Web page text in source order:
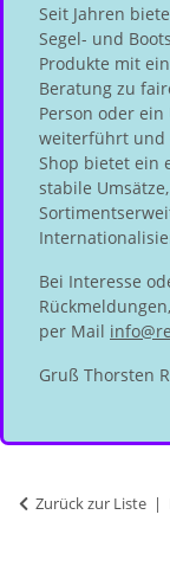
Seit Jahren
Segel- und
Produkte mit
Beratung zu
Person oder
weiterführt und
Shop bietet ein
stabile
Bei Interesse
per Mail
Gruß Thorsten
Zurück zur Liste